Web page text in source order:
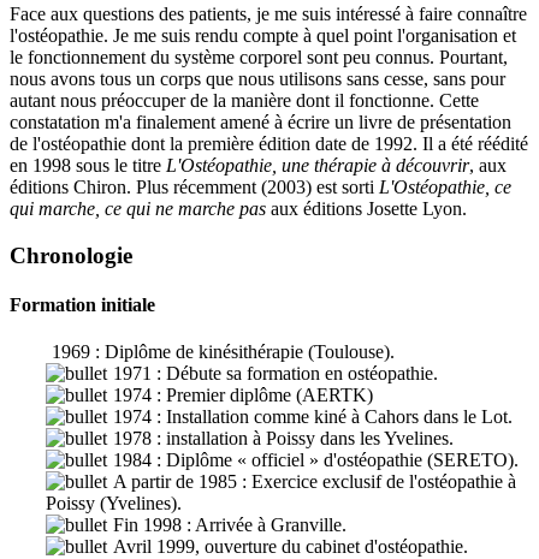
Face aux questions des patients, je me suis intéressé à faire connaître
l'ostéopathie. Je me suis rendu compte à quel point l'organisation et
le fonctionnement du système corporel sont peu connus. Pourtant,
nous avons tous un corps que nous utilisons sans cesse, sans pour
autant nous préoccuper de la manière dont il fonctionne. Cette
constatation m'a finalement amené à écrire un livre de présentation
de l'ostéopathie dont la première édition date de 1992. Il a été réédité
en 1998 sous le titre L'Ostéopathie, une thérapie à découvrir, aux
éditions Chiron. Plus récemment (2003) est sorti L'Ostéopathie, ce
qui marche, ce qui ne marche pas aux éditions Josette Lyon.
Chronologie
Formation initiale
1969 : Diplôme de kinésithérapie (Toulouse).
1971 : Débute sa formation en ostéopathie.
1974 : Premier diplôme (AERTK)
1974 : Installation comme kiné à Cahors dans le Lot.
1978 : installation à Poissy dans les Yvelines.
1984 : Diplôme « officiel » d'ostéopathie (SERETO).
A partir de 1985 : Exercice exclusif de l'ostéopathie à
Poissy (Yvelines).
Fin 1998 : Arrivée à Granville.
Avril 1999, ouverture du cabinet d'ostéopathie.